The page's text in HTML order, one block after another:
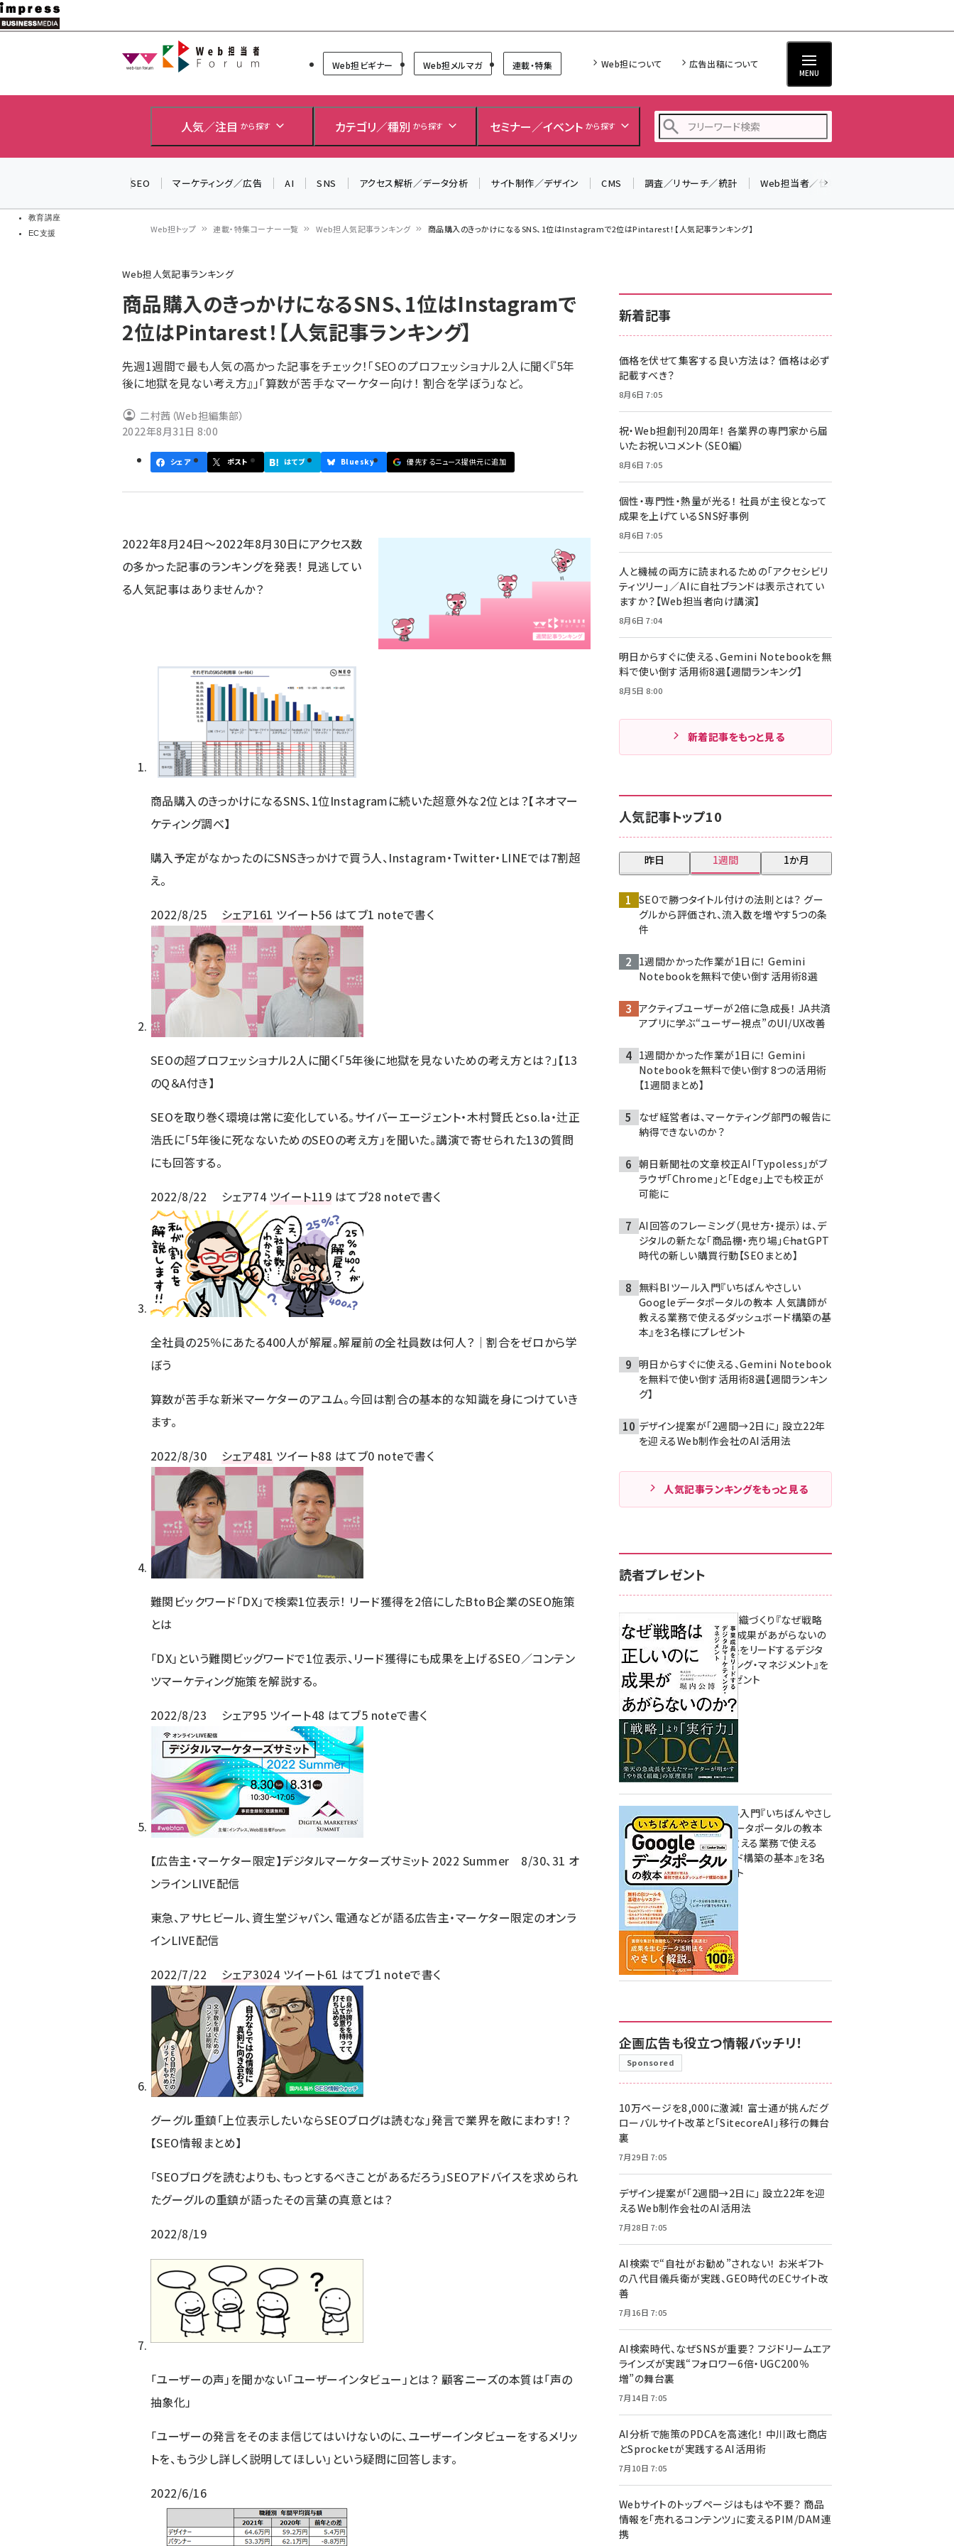
メ
イ
教育講座
EC支援
Web担当者Forum
Web担ビギナー Web担メルマガ 連載・特集 Web担について 広告出稿について
MENU
人気／注目 から探す カテゴリ／種別 から探す セミナー／イベント から探す
ai (2807)
z世代 (1622)
meo (1275)
SEO マーケティング／広告 AI SNS アクセス解析／データ分析 サイト制作／デザイン CMS 調査／リサーチ／統計 Web担当者／仕事
ン
く
ず
Web担トップ 連載・特集コーナー一覧 Web担人気記事ランキング 商品購入のきっかけになるSNS、1位はInstagramで2位はPintarest！【人気記事ランキング】
Web担人気記事ランキング
商品購入のきっかけになるSNS、1位はInstagramで
2位はPintarest！【人気記事ランキング】
先週1週間で最も人気の高かった記事をチェック！「SEOのプロフェッショナル2人に聞く『5年
後に地獄を見ない考え方』」「算数が苦手なマーケター向け！ 割合を学ぼう」など。
二村茜（Web担編集部）
2022年8月31日 8:00
シェア ポスト はてブ Bluesky 優先するニュース提供元に追加
2022年8月24日～2022年8月30日にアクセス数
の多かった記事のランキングを発表！ 見逃してい
る人気記事はありませんか？
商品購入のきっかけになるSNS、1位Instagramに続いた超意外な2位とは？【ネオマー
ケティング調べ】
購入予定がなかったのにSNSきっかけで買う人、Instagram・Twitter・LINEでは7割超
え。
2022/8/25
シェア161 ツイート56 はてブ1 noteで書く
SEOの超プロフェッショナル2人に聞く「5年後に地獄を見ないための考え方とは？」【13
のQ＆A付き】
SEOを取り巻く環境は常に変化している。サイバーエージェント・木村賢氏とso.la・辻正
浩氏に「5年後に死なないためのSEOの考え方」を聞いた。講演で寄せられた13の質問
にも回答する。
2022/8/22
シェア74 ツイート119 はてブ28 noteで書く
全社員の25％にあたる400人が解雇。解雇前の全社員数は何人？｜割合をゼロから学
ぼう
算数が苦手な新米マーケターのアユム。今回は割合の基本的な知識を身につけていき
ます。
2022/8/30
シェア481 ツイート88 はてブ0 noteで書く
難関ビックワード「DX」で検索1位表示！ リード獲得を2倍にしたBtoB企業のSEO施策
とは
「DX」という難関ビッグワードで1位表示、リード獲得にも成果を上げるSEO／コンテン
ツマーケティング施策を解説する。
2022/8/23
シェア95 ツイート48 はてブ5 noteで書く
【広告主・マーケター限定】デジタルマーケターズサミット 2022 Summer 8/30、31 オ
ンラインLIVE配信
東急、アサヒビール、資生堂ジャパン、電通などが語る広告主・マーケター限定のオンラ
インLIVE配信
2022/7/22
シェア3024 ツイート61 はてブ1 noteで書く
グーグル重鎮「上位表示したいならSEOブログは読むな」発言で業界を敵にまわす！？
【SEO情報まとめ】
「SEOブログを読むよりも、もっとするべきことがあるだろう」SEOアドバイスを求められ
たグーグルの重鎮が語ったその言葉の真意とは？
2022/8/19
「ユーザーの声」を聞かない「ユーザーインタビュー」とは？ 顧客ニーズの本質は「声の
抽象化」
「ユーザーの発言をそのまま信じてはいけないのに、ユーザーインタビューをするメリッ
トを、もう少し詳しく説明してほしい」という疑問に回答します。
2022/6/16
新着記事
価格を伏せて集客する良い方法は？ 価格は必ず
記載すべき？
8月6日 7:05
祝・Web担創刊20周年！ 各業界の専門家から届
いたお祝いコメント（SEO編）
8月6日 7:05
個性・専門性・熱量が光る！ 社員が主役となって
成果を上げているSNS好事例
8月6日 7:05
人と機械の両方に読まれるための「アクセシビリ
ティツリー」／AIに自社ブランドは表示されてい
ますか？【Web担当者向け講演】
8月6日 7:04
明日からすぐに使える、Gemini Notebookを無
料で使い倒す活用術8選【週間ランキング】
8月5日 8:00
新着記事をもっと見る
人気記事トップ10
昨日 1週間 1か月
SEOで勝つタイトル付けの法則とは？ グー
グルから評価され、流入数を増やす5つの条
件
1週間かかった作業が1日に！ Gemini
Notebookを無料で使い倒す活用術8選
アクティブユーザーが2倍に急成長！ JA共済
アプリに学ぶ“ユーザー視点”のUI/UX改善
1週間かかった作業が1日に！ Gemini
Notebookを無料で使い倒す8つの活用術
【1週間まとめ】
なぜ経営者は、マーケティング部門の報告に
納得できないのか？
朝日新聞社の文章校正AI「Typoless」がブ
ラウザ「Chrome」と「Edge」上でも校正が
可能に
AI回答のフレーミング（見せ方・提示）は、デ
ジタルの新たな「商品棚・売り場」――ChatGPT
時代の新しい購買行動【SEOまとめ】
無料BIツール入門『いちばんやさしい
Googleデータポータルの教本 人気講師が
教える業務で使えるダッシュボード構築の基
本』を3名様にプレゼント
明日からすぐに使える、Gemini Notebook
を無料で使い倒す活用術8選【週間ランキン
グ】
デザイン提案が「2週間→2日に」 設立22年
を迎えるWeb制作会社のAI活用法
人気記事ランキングをもっと見る
読者プレゼント
成果を生む組織づくり『なぜ戦略
は正しいのに成果があがらないの
か？ 事業成長をリードするデジタ
ルマーケティング・マネジメント』を
3名様にプレゼント
8月7日 10:00
無料BIツール入門『いちばんやさし
いGoogleデータポータルの教本
人気講師が教える業務で使える
ダッシュボード構築の基本』を3名
様にプレゼント
7月31日 10:00
企画広告も役立つ情報バッチリ！
Sponsored
10万ページを8,000に激減！ 富士通が挑んだグ
ローバルサイト改革と「SitecoreAI」移行の舞台
裏
7月29日 7:05
デザイン提案が「2週間→2日に」 設立22年を迎
えるWeb制作会社のAI活用法
7月28日 7:05
AI検索で“自社がお勧め”されない！ お米ギフト
の八代目儀兵衛が実践、GEO時代のECサイト改
善
7月16日 7:05
AI検索時代、なぜSNSが重要？ フジドリームエア
ラインズが実践“フォロワー6倍・UGC200％
増”の舞台裏
7月14日 7:05
AI分析で施策のPDCAを高速化！ 中川政七商店
とSprocketが実践するAI活用術
7月10日 7:05
Webサイトのトップページはもはや不要？ 商品
情報を「売れるコンテンツ」に変えるPIM/DAM連
携
＼ 8月27日開催、申し込み受付中！ ／
2026」開催！
▼申し込みはこちらから▼